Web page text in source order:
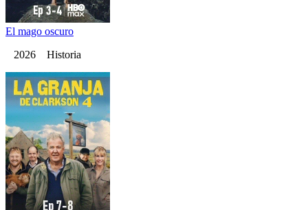
El mago oscuro
2026 Historia